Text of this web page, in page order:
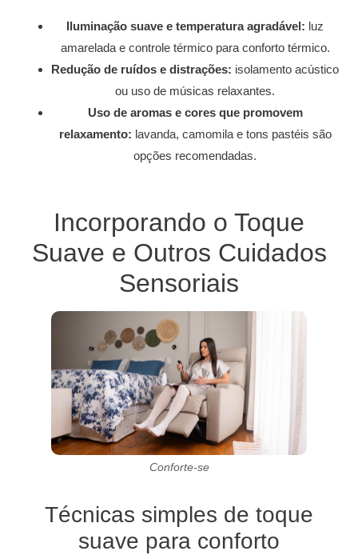
Iluminação suave e temperatura agradável: luz
amarelada e controle térmico para conforto térmico.
Redução de ruídos e distrações: isolamento acústico
ou uso de músicas relaxantes.
Uso de aromas e cores que promovem
relaxamento: lavanda, camomila e tons pastéis são
opções recomendadas.
Incorporando o Toque
Suave e Outros Cuidados
Sensoriais
Conforte-se
Técnicas simples de toque
suave para conforto